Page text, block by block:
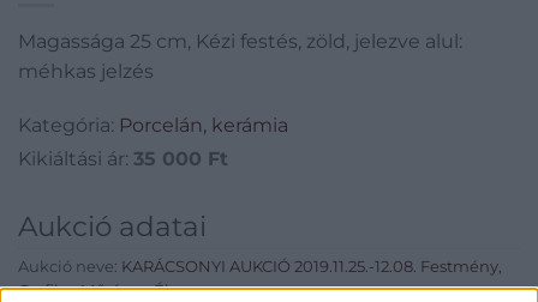
Magassága 25 cm, Kézi festés, zöld, jelezve alul:
méhkas jelzés
Kategória: Porcelán, kerámia
Kikiáltási ár: 35 000 Ft
Aukció adatai
Aukció neve: KARÁCSONYI AUKCIÓ 2019.11.25.-12.08. Festmény,
Grafika, Műtárgy, Ékszer